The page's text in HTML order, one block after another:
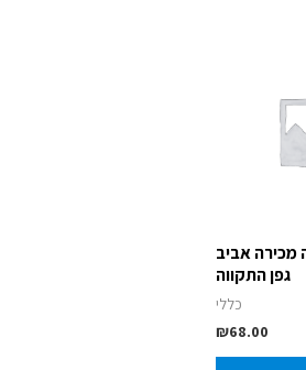
מכירה אביב
גפן התקווה
כללי
₪68.00